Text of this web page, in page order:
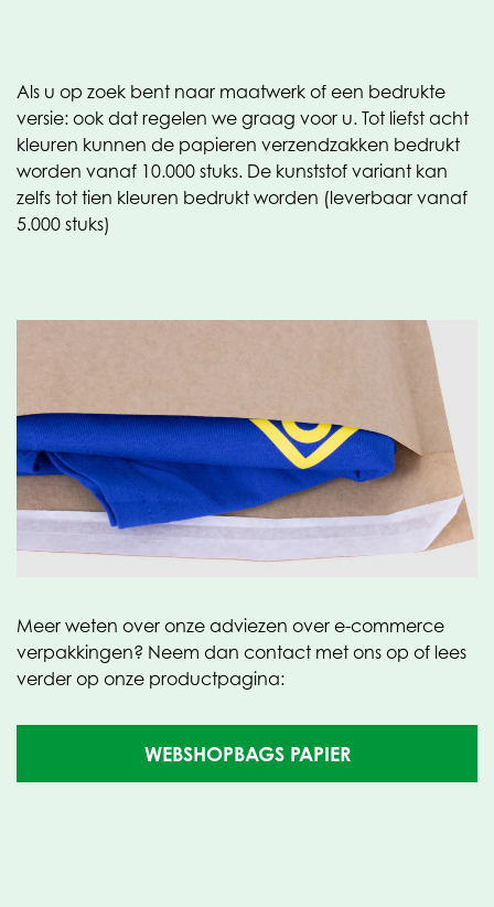
Als u op zoek bent naar maatwerk of een bedrukte
versie: ook dat regelen we graag voor u. Tot liefst acht
kleuren kunnen de papieren verzendzakken bedrukt
worden vanaf 10.000 stuks. De kunststof variant kan
zelfs tot tien kleuren bedrukt worden (leverbaar vanaf
5.000 stuks)
Het papieren portfolio webshopbags is een welkome
uitbreiding van onze verpakkingsoplossingen voor
ondernemers in onder andere de e-commerce,
detailhandel en industrie.
Gerrit van Woerden
, productmanager Oerlemans
Plastics
Meer weten over onze adviezen over e-commerce
verpakkingen? Neem dan contact met ons op of lees
verder op onze productpagina:
WEBSHOPBAGS PAPIER(OPENT
IN